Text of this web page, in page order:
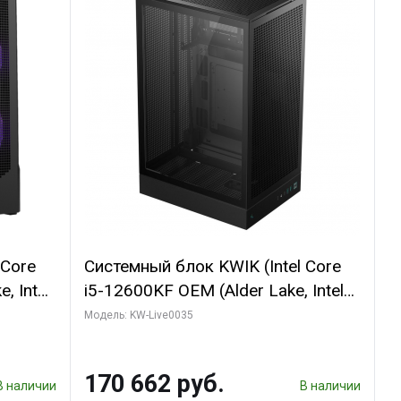
Intel
наличии
Системный блок KWIK (Intel Core
i5-12600KF OEM (Alder Lake, Intel
7, C10 4EC/6PC// 64 ГБ ОЗУ/ Ninja
SSD)
Модель: KW-Live0035
170 662 руб. В наличии